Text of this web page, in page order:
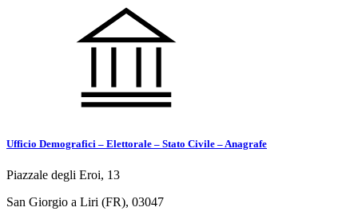
Ufficio Demografici – Elettorale – Stato Civile – Anagrafe
Piazzale degli Eroi, 13
San Giorgio a Liri (FR), 03047